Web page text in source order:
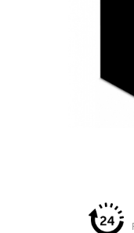
Cartuse inkjet si
Tonere compatibile
Cartuse compatibile